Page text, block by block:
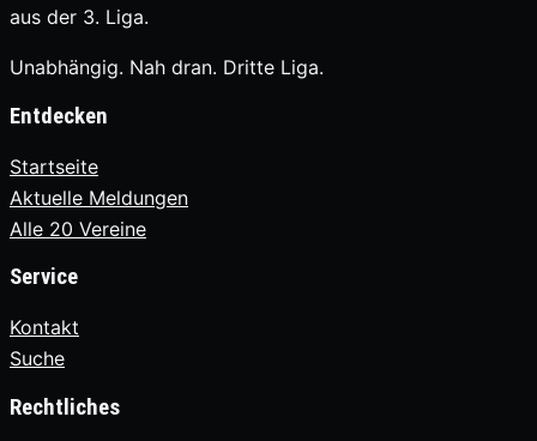
aus der 3. Liga.
Unabhängig. Nah dran. Dritte Liga.
Entdecken
Startseite
Aktuelle Meldungen
Alle 20 Vereine
Service
Kontakt
Suche
Rechtliches